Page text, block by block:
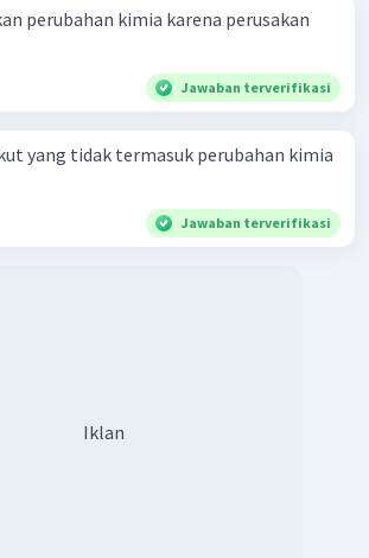
perubahan kimia karena perusakan
Jawaban terverifikasi
yang tidak termasuk perubahan kimia
Jawaban terverifikasi
Iklan